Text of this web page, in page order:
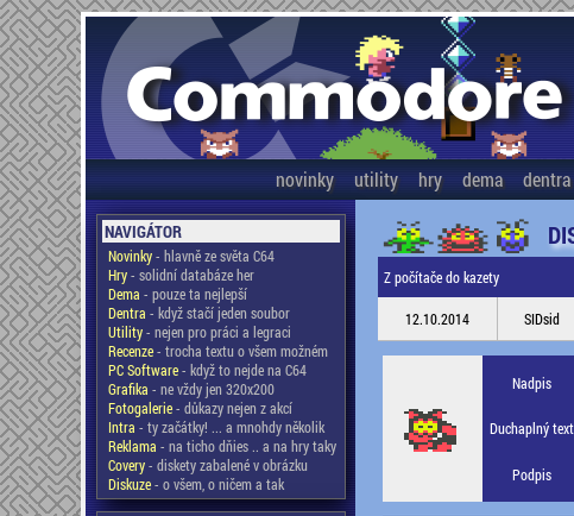
novinky utility hry dema dentra
NAVIGÁTOR
Novinky- hlavně ze světa C64
Hry- solidní databáze her
Dema - pouze ta nejlepší
Dentra - když stačí jeden soubor
Utility- nejen pro práci a legraci
Recenze- trocha textu o všem možném
PC Software- když to nejde na C64
Grafika - ne vždy jen 320x200
Fotogalerie- důkazy nejen z akcí
Intra - ty začátky! ... a mnohdy několik
Reklama - na ticho dňies .. a na hry taky
Covery- diskety zabalené v obrázku
Diskuze- o všem, o ničem a tak
Z počítače do kazety
12.10.2014 SIDsid
Nadpis
Duchaplný text
Podpis